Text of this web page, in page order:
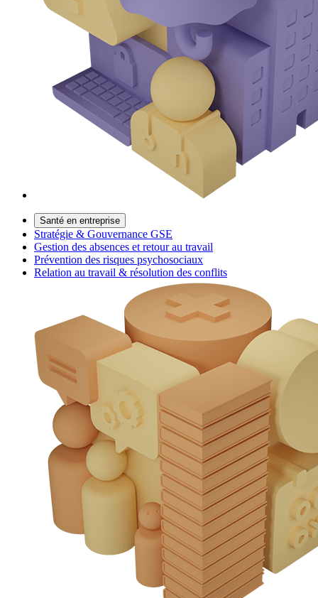
Santé en entreprise
Stratégie & Gouvernance GSE
Gestion des absences et retour au travail
Prévention des risques psychosociaux
Relation au travail & résolution des conflits